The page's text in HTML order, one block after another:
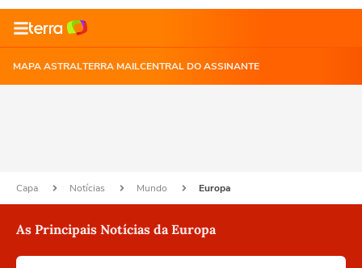
MAPA ASTRALTERRA MAILCENTRAL DO ASSINANTE
Capa Notícias Mundo Europa
As Principais Notícias da Europa